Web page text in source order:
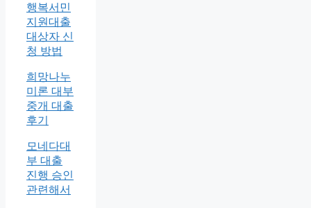
행복서민
지원대출
대상자 신
청 방법
희망나누
미론 대부
중개 대출
후기
모네다대
부 대출
진행 승인
관련해서